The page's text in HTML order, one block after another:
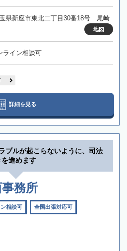
県新座市東北二丁目30番18号 尾崎
地図
ライン相談可
詳細を見る
ブルが起こらないように、司法
進めます
務所
相談可 全国出張対応可